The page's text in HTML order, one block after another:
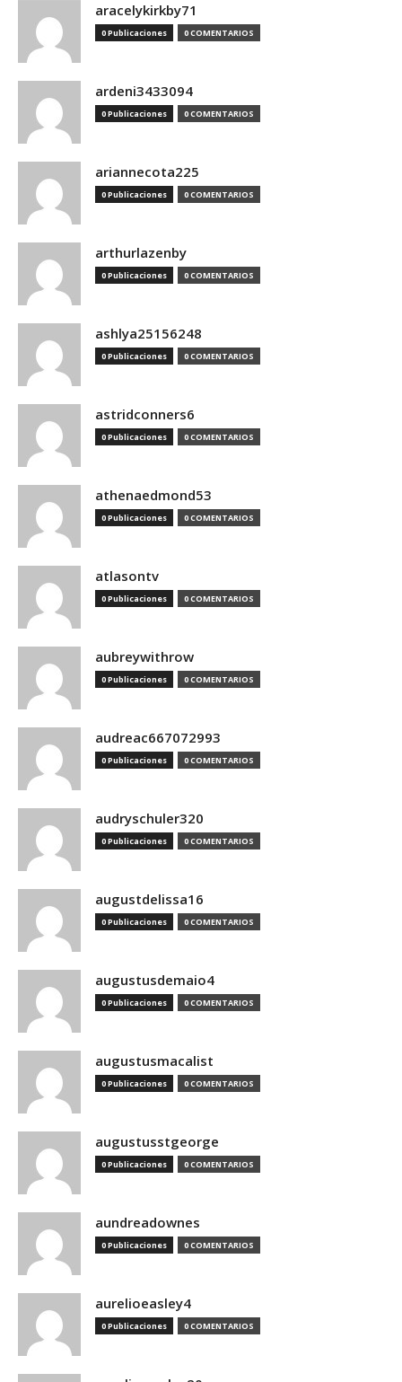
aracelykirkby71
0 Publicaciones 0 COMENTARIOS
ardeni3433094
0 Publicaciones 0 COMENTARIOS
ariannecota225
0 Publicaciones 0 COMENTARIOS
arthurlazenby
0 Publicaciones 0 COMENTARIOS
ashlya25156248
0 Publicaciones 0 COMENTARIOS
astridconners6
0 Publicaciones 0 COMENTARIOS
athenaedmond53
0 Publicaciones 0 COMENTARIOS
atlasontv
0 Publicaciones 0 COMENTARIOS
aubreywithrow
0 Publicaciones 0 COMENTARIOS
audreac667072993
0 Publicaciones 0 COMENTARIOS
audryschuler320
0 Publicaciones 0 COMENTARIOS
augustdelissa16
0 Publicaciones 0 COMENTARIOS
augustusdemaio4
0 Publicaciones 0 COMENTARIOS
augustusmacalist
0 Publicaciones 0 COMENTARIOS
augustusstgeorge
0 Publicaciones 0 COMENTARIOS
aundreadownes
0 Publicaciones 0 COMENTARIOS
aurelioeasley4
0 Publicaciones 0 COMENTARIOS